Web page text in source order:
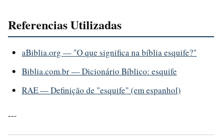
Referencias Utilizadas
aBiblia.org — "O que significa na bíblia esquife?"
Biblia.com.br — Dicionário Bíblico: esquife
RAE — Definição de "esquife" (em espanhol)
---